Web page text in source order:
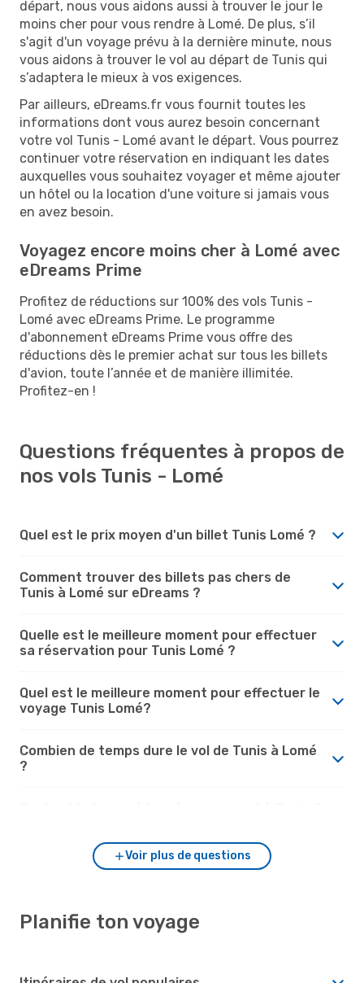
départ, nous vous aidons aussi à trouver le jour le
moins cher pour vous rendre à Lomé. De plus, s’il
s'agit d'un voyage prévu à la dernière minute, nous
vous aidons à trouver le vol au départ de Tunis qui
s’adaptera le mieux à vos exigences.
Par ailleurs, eDreams.fr vous fournit toutes les
informations dont vous aurez besoin concernant
votre vol Tunis - Lomé avant le départ. Vous pourrez
continuer votre réservation en indiquant les dates
auxquelles vous souhaitez voyager et même ajouter
un hôtel ou la location d'une voiture si jamais vous
en avez besoin.
Voyagez encore moins cher à Lomé avec
eDreams Prime
Profitez de réductions sur 100% des vols Tunis -
Lomé avec eDreams Prime. Le programme
d'abonnement eDreams Prime vous offre des
réductions dès le premier achat sur tous les billets
d'avion, toute l’année et de manière illimitée.
Profitez-en !
Questions fréquentes à propos de
nos vols Tunis - Lomé
Quel est le prix moyen d'un billet Tunis Lomé ?
Comment trouver des billets pas chers de
Tunis à Lomé sur eDreams ?
Quelle est le meilleure moment pour effectuer
sa réservation pour Tunis Lomé ?
Quel est le meilleure moment pour effectuer le
voyage Tunis Lomé?
Combien de temps dure le vol de Tunis à Lomé
?
Voir plus de questions
Planifie ton voyage